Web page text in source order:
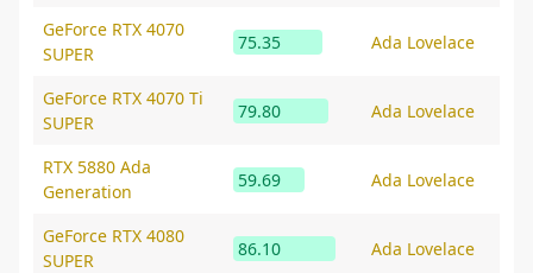
GeForce RTX 4070
SUPER
75.35 Ada Lovelace
GeForce RTX 4070 Ti
SUPER
79.80 Ada Lovelace
RTX 5880 Ada
Generation
59.69 Ada Lovelace
GeForce RTX 4080
SUPER
86.10 Ada Lovelace